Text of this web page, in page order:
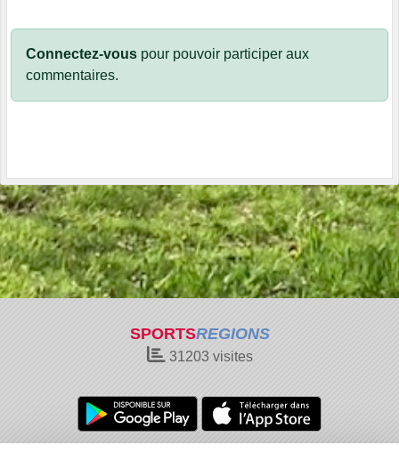
Connectez-vous pour pouvoir participer aux
commentaires.
SPORTSREGIONS
31203visites